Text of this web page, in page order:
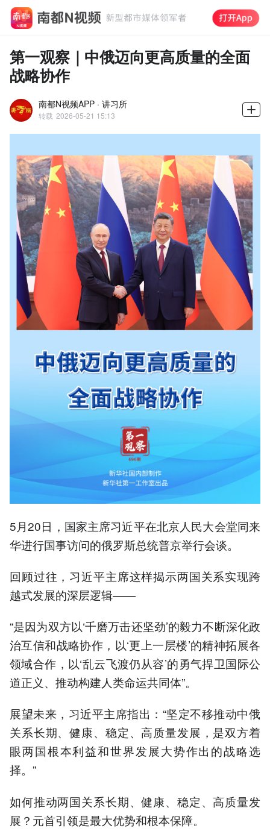
第一观察｜中俄迈向更高质量的全面
战略协作
南都N视频APP · 讲习所
转载 2026-05-21 15:13
5月20日，国家主席习近平在北京人民大会堂同来
华进行国事访问的俄罗斯总统普京举行会谈。
回顾过往，习近平主席这样揭示两国关系实现跨
越式发展的深层逻辑——
“是因为双方以‘千磨万击还坚劲’的毅力不断深化政
治互信和战略协作，以‘更上一层楼’的精神拓展各
领域合作，以‘乱云飞渡仍从容’的勇气捍卫国际公
道正义、推动构建人类命运共同体”。
展望未来，习近平主席指出：“坚定不移推动中俄
关系长期、健康、稳定、高质量发展，是双方着
眼两国根本利益和世界发展大势作出的战略选
择。”
如何推动两国关系长期、健康、稳定、高质量发
展？元首引领是最大优势和根本保障。